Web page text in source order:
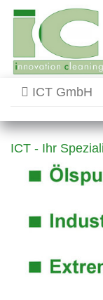
ICT GmbH
ICT - Ihr